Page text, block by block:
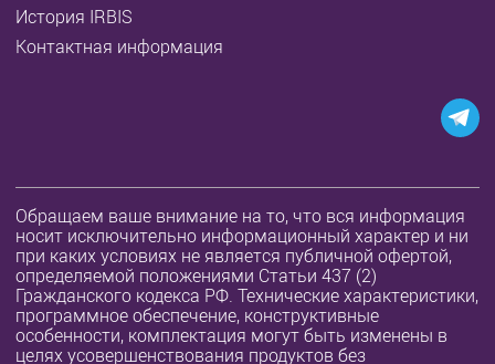
История IRBIS
Контактная информация
Обращаем ваше внимание на то, что вся информация
носит исключительно информационный характер и ни
при каких условиях не является публичной офертой,
определяемой положениями Статьи 437 (2)
Гражданского кодекса РФ. Технические характеристики,
программное обеспечение, конструктивные
особенности, комплектация могут быть изменены в
целях усовершенствования продуктов без